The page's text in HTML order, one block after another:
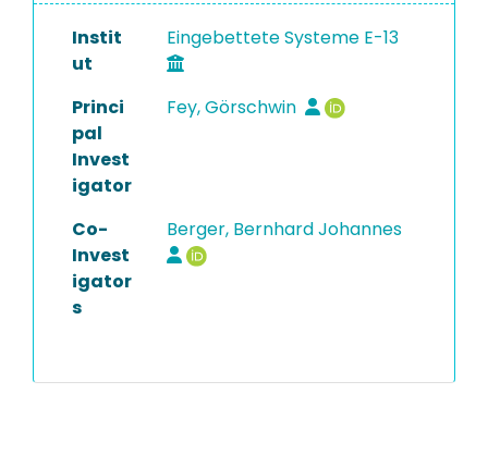
Instit
ut
Eingebettete Systeme E-13
Princi
pal
Invest
igator
Fey, Görschwin
Co-
Invest
igator
s
Berger, Bernhard Johannes